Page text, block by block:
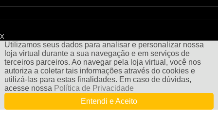
x
Utilizamos seus dados para analisar e personalizar nossa
loja virtual durante a sua navegação e em serviços de
terceiros parceiros. Ao navegar pela loja virtual, você nos
autoriza a coletar tais informações através do cookies e
utilizá-las para estas finalidades. Em caso de dúvidas,
acesse nossa Política de Privacidade
Entendi e Aceito